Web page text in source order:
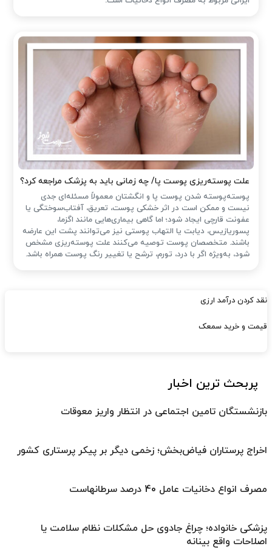
علت پوسته‌ریزی پوست پا/ چه زمانی باید به پزشک مراجعه کرد؟
پوسته‌پوسته شدن پوست پا و انگشتان معمولاً مسئله‌ای جدی
نیست و ممکن است در اثر خشکی پوست، تعریق، آفتاب‌سوختگی یا
عفونت قارچی ایجاد شود؛ اما گاهی بیماری‌هایی مانند اگزما،
پسوریازیس، دیابت یا التهاب پوستی نیز می‌توانند پشت این عارضه
باشند. متخصصان پوست توصیه می‌کنند علت پوسته‌ریزی مشخص
شود، به‌ویژه اگر با درد، تورم، ترشح یا تغییر رنگ پوست همراه باشد.
نقد کردن درآمد ارزی
قیمت و خرید سمعک
پربحث ترین اخبار
بازنشستگان تامین اجتماعی در انتظار واریز معوقات
اخراج پرستاران فیاض‌بخش؛ زخمی دیگر بر پیکر پرستاری کشور
مصرف انواع دخانیات عامل 40 درصد سرطانهاست
پزشکی خانواده؛ چراغ جادوی حل مشکلات نظام سلامت یا
اصلاحات واقع بینانه